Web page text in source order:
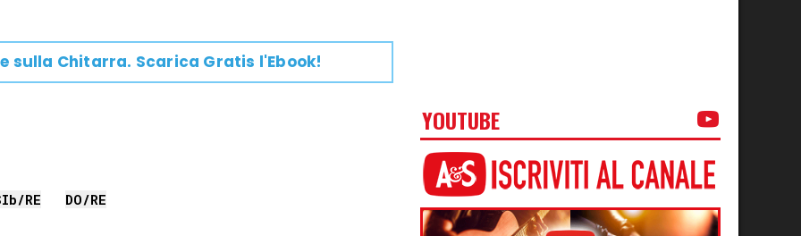
sulla Chitarra. Scarica Gratis l'Ebook!
/RE DO/RE
YOUTUBE